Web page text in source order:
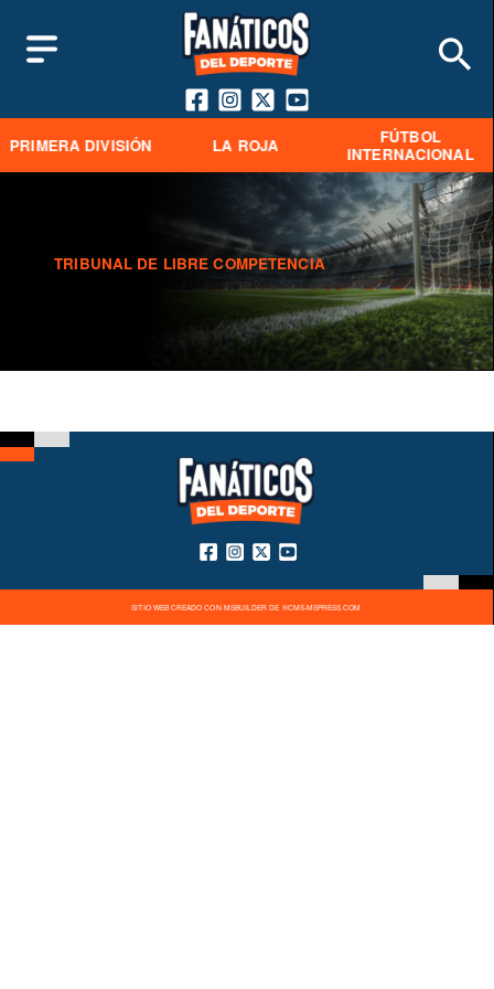
PRIMERA DIVISIÓN LA ROJA
FÚTBOL
INTERNACIONAL
TRIBUNAL DE LIBRE COMPETENCIA
SITIO WEB CREADO CON MSBUILDER DE ®CMS-MSPRESS.COM